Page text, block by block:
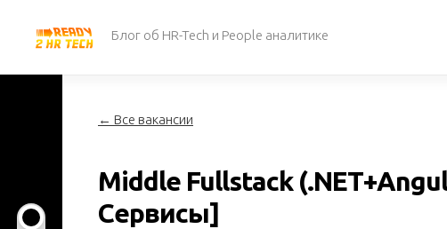
содержанию
Блог об HR-Tech и People аналитике
← Все вакансии
Middle Fullstack
Сервисы]